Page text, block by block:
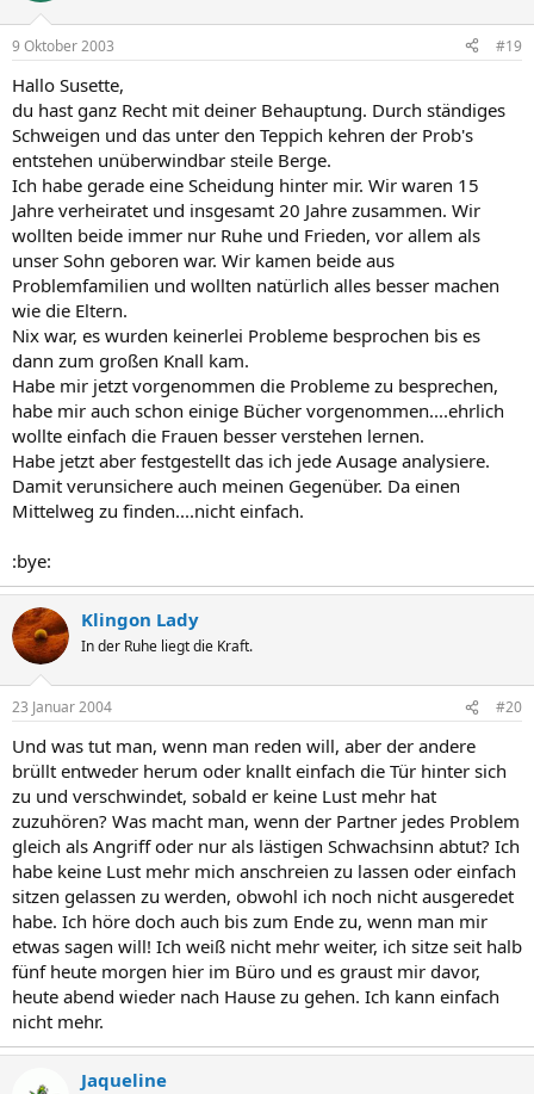
9 Oktober 2003 #19
Hallo Susette,
du hast ganz Recht mit deiner Behauptung. Durch ständiges
Schweigen und das unter den Teppich kehren der Prob's
entstehen unüberwindbar steile Berge.
Ich habe gerade eine Scheidung hinter mir. Wir waren 15
Jahre verheiratet und insgesamt 20 Jahre zusammen. Wir
wollten beide immer nur Ruhe und Frieden, vor allem als
unser Sohn geboren war. Wir kamen beide aus
Problemfamilien und wollten natürlich alles besser machen
wie die Eltern.
Nix war, es wurden keinerlei Probleme besprochen bis es
dann zum großen Knall kam.
Habe mir jetzt vorgenommen die Probleme zu besprechen,
habe mir auch schon einige Bücher vorgenommen....ehrlich
wollte einfach die Frauen besser verstehen lernen.
Habe jetzt aber festgestellt das ich jede Ausage analysiere.
Damit verunsichere auch meinen Gegenüber. Da einen
Mittelweg zu finden....nicht einfach.
:bye:
Klingon Lady
In der Ruhe liegt die Kraft.
23 Januar 2004 #20
Und was tut man, wenn man reden will, aber der andere
brüllt entweder herum oder knallt einfach die Tür hinter sich
zu und verschwindet, sobald er keine Lust mehr hat
zuzuhören? Was macht man, wenn der Partner jedes Problem
gleich als Angriff oder nur als lästigen Schwachsinn abtut? Ich
habe keine Lust mehr mich anschreien zu lassen oder einfach
sitzen gelassen zu werden, obwohl ich noch nicht ausgeredet
habe. Ich höre doch auch bis zum Ende zu, wenn man mir
etwas sagen will! Ich weiß nicht mehr weiter, ich sitze seit halb
fünf heute morgen hier im Büro und es graust mir davor,
heute abend wieder nach Hause zu gehen. Ich kann einfach
nicht mehr.
Jaqueline